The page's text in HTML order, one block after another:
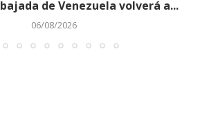
de Venezuela volverá a...
06/08/2026